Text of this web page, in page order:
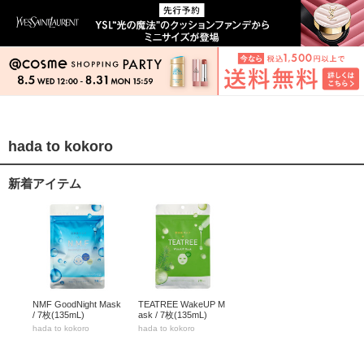
hada to kokoro
新着アイテム
NMF GoodNight Mask
/ 7枚(135mL)
hada to kokoro
TEATREE WakeUP M
ask / 7枚(135mL)
hada to kokoro